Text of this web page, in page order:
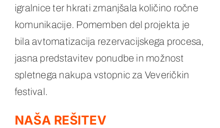
igralnice ter hkrati zmanjšala količino ročne
komunikacije. Pomemben del projekta je
bila avtomatizacija rezervacijskega procesa,
jasna predstavitev ponudbe in možnost
spletnega nakupa vstopnic za Veveričkin
festival.
NAŠA REŠITEV